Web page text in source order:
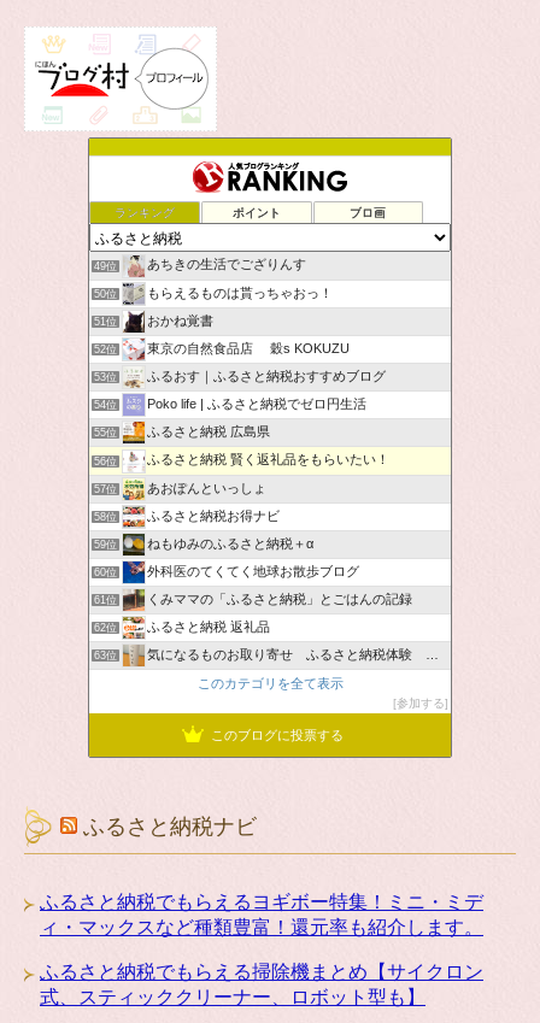
ランキング ポイント ブロ画
49位 あちきの生活でござりんす
50位 もらえるものは貰っちゃおっ！
51位 おかね覚書
52位 東京の自然食品店 穀s KOKUZU
53位 ふるおす｜ふるさと納税おすすめブログ
54位 Poko life | ふるさと納税でゼロ円生活
55位 ふるさと納税 広島県
56位 ふるさと納税 賢く返礼品をもらいたい！
57位 あおぽんといっしょ
58位 ふるさと納税お得ナビ
59位 ねもゆみのふるさと納税＋α
60位 外科医のてくてく地球お散歩ブログ
61位 くみママの「ふるさと納税」とごはんの記録
62位 ふるさと納税 返礼品
63位
気になるものお取り寄せ ふるさと納税体験 ＆ お薦め情報
このカテゴリを全て表示
参加する
このブログに投票する
ふるさと納税ナビ
ふるさと納税でもらえるヨギボー特集！ミニ・ミデ
ィ・マックスなど種類豊富！還元率も紹介します。
ふるさと納税でもらえる掃除機まとめ【サイクロン
式、スティッククリーナー、ロボット型も】